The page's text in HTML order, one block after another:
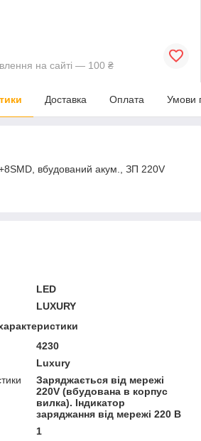
на сайті — 100 ₴
Доставка Оплата Умови
вбудований акум., ЗП 220V
LED
LUXURY
4230
Luxury
Заряджається від мережі
220V (вбудована в корпус
вилка). Індикатор
заряджання від мережі 220 В
1